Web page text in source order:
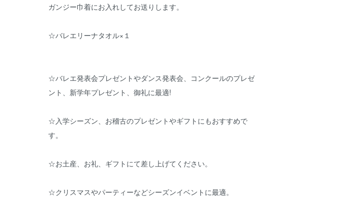
ガンジー巾着にお入れしてお送りします。
☆バレエリーナタオル×１
☆バレエ発表会プレゼントやダンス発表会、コンクールのプレゼ
ント、新学年プレゼント、御礼に最適!
☆入学シーズン、お稽古のプレゼントやギフトにもおすすめで
す。
☆お土産、お礼、ギフトにて差し上げてください。
☆クリスマスやパーティーなどシーズンイベントに最適。